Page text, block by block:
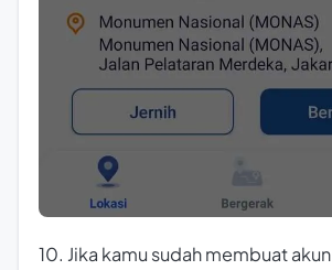
10. Jika kamu sudah membuat akun